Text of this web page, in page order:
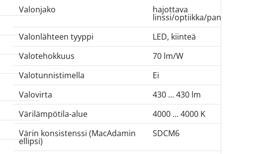
Valonjako
hajottava
linssi/optiikka/paneeli
Valonlähteen tyyppi
LED, kiinteä
Valotehokkuus
70 lm/W
Valotunnistimella
Ei
Valovirta
430 … 430 lm
Värilämpötila-alue
4000 … 4000 K
Värin konsistenssi (MacAdamin
ellipsi)
SDCM6